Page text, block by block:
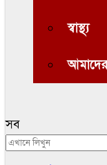
স্বাস্থ্য
সব